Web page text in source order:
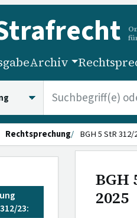
Archiv
Rechtsprechung BGH 5 StR
23:
BGH
2025